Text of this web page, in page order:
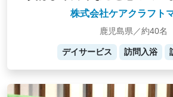
株式会社ケアクラフト
鹿児島県／約40名
デイサービス 訪問入浴